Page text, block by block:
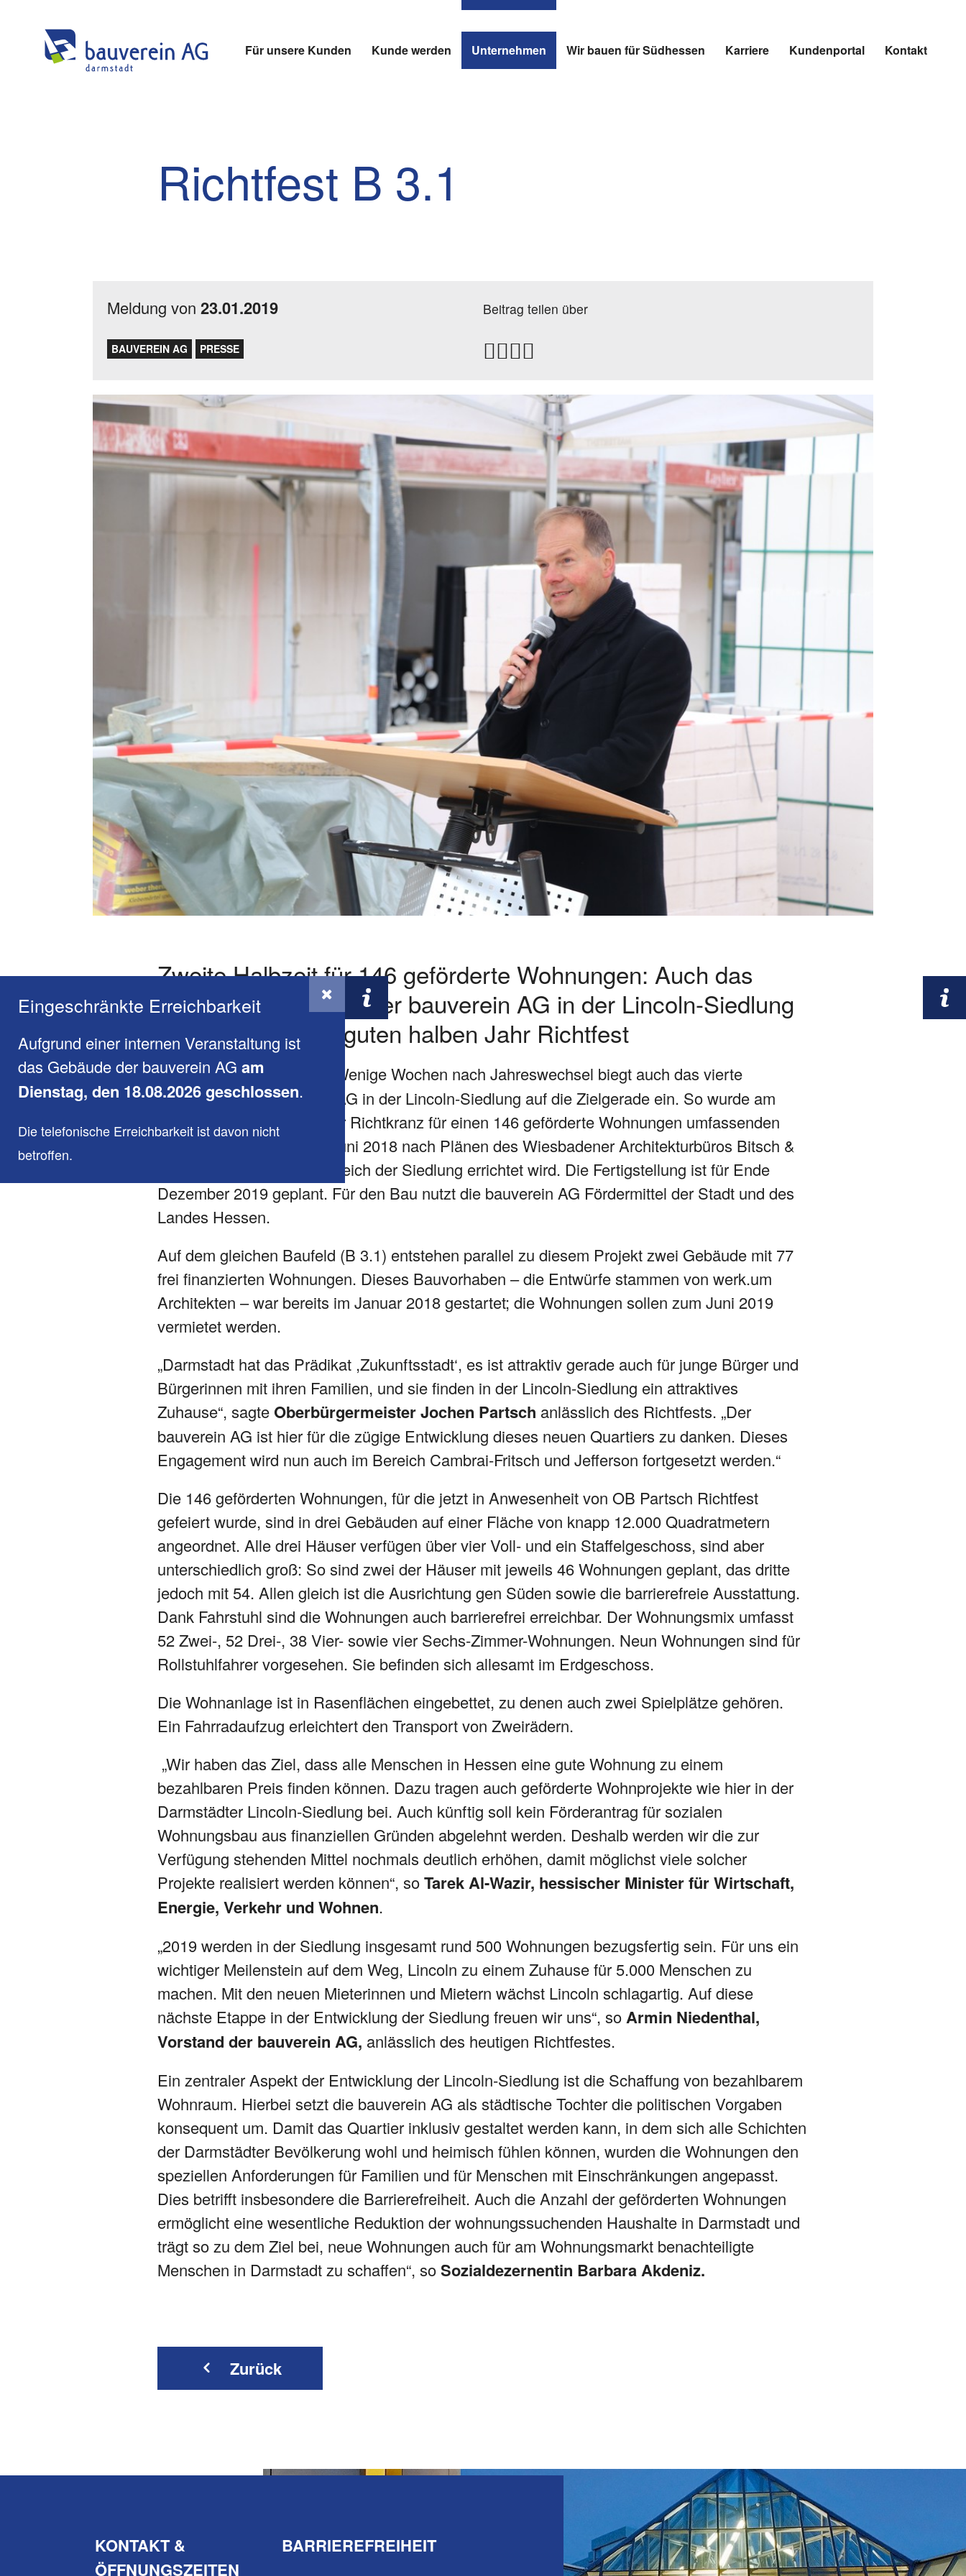
Eingeschränkte Erreichbarkeit
Aufgrund einer internen Veranstaltung ist
das Gebäude der bauverein AG am
Dienstag, den 18.08.2026 geschlossen.
Die telefonische Erreichbarkeit ist davon nicht
betroffen.
Für unsere Kunden Kunde werden Unternehmen Wir bauen für Südhessen Karriere Kundenportal Kontakt
Meldung von 23.01.2019
BAUVEREIN AG PRESSE
Beitrag teilen über
Richtfest B 3.1
Zweite Halbzeit für 146 geförderte Wohnungen: Auch das
vierte Bauvorhaben der bauverein AG in der Lincoln-Siedlung
feiert nach einem guten halben Jahr Richtfest
Darmstadt, 23.1.2019 –
Wenige Wochen nach Jahreswechsel biegt auch das vierte
Bauprojekt der bauverein AG in der Lincoln-Siedlung auf die Zielgerade ein. So wurde am
heutigen Mittwoch (23.) der Richtkranz für einen 146 geförderte Wohnungen umfassenden
Neubau gehisst, der seit Juni 2018 nach Plänen des Wiesbadener Architekturbüros Bitsch &
Bienstein im südlichen Bereich der Siedlung errichtet wird. Die Fertigstellung ist für Ende
Dezember 2019 geplant. Für den Bau nutzt die bauverein AG Fördermittel der Stadt und des
Landes Hessen.
Auf dem gleichen Baufeld (B 3.1) entstehen parallel zu diesem Projekt zwei Gebäude mit 77
frei finanzierten Wohnungen. Dieses Bauvorhaben – die Entwürfe stammen von werk.um
Architekten – war bereits im Januar 2018 gestartet; die Wohnungen sollen zum Juni 2019
vermietet werden.
„Darmstadt hat das Prädikat ,Zukunftsstadt‘, es ist attraktiv gerade auch für junge Bürger und
Bürgerinnen mit ihren Familien, und sie finden in der Lincoln-Siedlung ein attraktives
Zuhause“, sagte Oberbürgermeister Jochen Partsch anlässlich des Richtfests. „Der
bauverein AG ist hier für die zügige Entwicklung dieses neuen Quartiers zu danken. Dieses
Engagement wird nun auch im Bereich Cambrai-Fritsch und Jefferson fortgesetzt werden.“
Die 146 geförderten Wohnungen, für die jetzt in Anwesenheit von OB Partsch Richtfest
gefeiert wurde, sind in drei Gebäuden auf einer Fläche von knapp 12.000 Quadratmetern
angeordnet. Alle drei Häuser verfügen über vier Voll- und ein Staffelgeschoss, sind aber
unterschiedlich groß: So sind zwei der Häuser mit jeweils 46 Wohnungen geplant, das dritte
jedoch mit 54. Allen gleich ist die Ausrichtung gen Süden sowie die barrierefreie Ausstattung.
Dank Fahrstuhl sind die Wohnungen auch barrierefrei erreichbar. Der Wohnungsmix umfasst
52 Zwei-, 52 Drei-, 38 Vier- sowie vier Sechs-Zimmer-Wohnungen. Neun Wohnungen sind für
Rollstuhlfahrer vorgesehen. Sie befinden sich allesamt im Erdgeschoss.
Die Wohnanlage ist in Rasenflächen eingebettet, zu denen auch zwei Spielplätze gehören.
Ein Fahrradaufzug erleichtert den Transport von Zweirädern.
„Wir haben das Ziel, dass alle Menschen in Hessen eine gute Wohnung zu einem
bezahlbaren Preis finden können. Dazu tragen auch geförderte Wohnprojekte wie hier in der
Darmstädter Lincoln-Siedlung bei. Auch künftig soll kein Förderantrag für sozialen
Wohnungsbau aus finanziellen Gründen abgelehnt werden. Deshalb werden wir die zur
Verfügung stehenden Mittel nochmals deutlich erhöhen, damit möglichst viele solcher
Projekte realisiert werden können“, soTarek Al-Wazir, hessischer Minister für Wirtschaft,
Energie, Verkehr und Wohnen.
„2019 werden in der Siedlung insgesamt rund 500 Wohnungen bezugsfertig sein. Für uns ein
wichtiger Meilenstein auf dem Weg, Lincoln zu einem Zuhause für 5.000 Menschen zu
machen. Mit den neuen Mieterinnen und Mietern wächst Lincoln schlagartig. Auf diese
nächste Etappe in der Entwicklung der Siedlung freuen wir uns“, so Armin Niedenthal,
Vorstand der bauverein AG, anlässlich des heutigen Richtfestes.
Ein zentraler Aspekt der Entwicklung der Lincoln-Siedlung ist die Schaffung von bezahlbarem
Wohnraum. Hierbei setzt die bauverein AG als städtische Tochter die politischen Vorgaben
konsequent um. Damit das Quartier inklusiv gestaltet werden kann, in dem sich alle Schichten
der Darmstädter Bevölkerung wohl und heimisch fühlen können, wurden die Wohnungen den
speziellen Anforderungen für Familien und für Menschen mit Einschränkungen angepasst.
Dies betrifft insbesondere die Barrierefreiheit. Auch die Anzahl der geförderten Wohnungen
ermöglicht eine wesentliche Reduktion der wohnungssuchenden Haushalte in Darmstadt und
trägt so zu dem Ziel bei, neue Wohnungen auch für am Wohnungsmarkt benachteiligte
Menschen in Darmstadt zu schaffen“, soSozialdezernentin Barbara Akdeniz.
Zurück
KONTAKT &
ÖFFNUNGSZEITEN
BARRIEREFREIHEIT